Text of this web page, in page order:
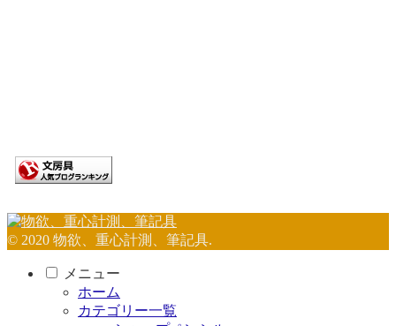
© 2020 物欲、重心計測、筆記具.
メニュー
ホーム
カテゴリー一覧